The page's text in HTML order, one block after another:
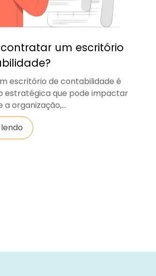
um escritório
escritório de contabilidade é
estratégica que pode impactar
organização,...